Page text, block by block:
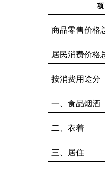
商品零售价格
居民消费价格
按消费用途分
一、食品烟酒
二、衣着
三、居住